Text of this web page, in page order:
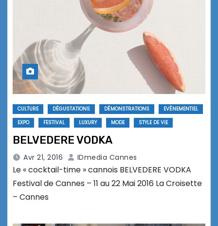
CULTURE DÉGUSTATIONS DÉMONSTRATIONS
EVÉNEMENTIEL
EXPO
FESTIVAL LUXURY MODE STYLE DE VIE
BELVEDERE VODKA
Avr 21, 2016 IDmedia Cannes
Le « cocktail-time » cannois BELVEDERE VODKA
Festival de Cannes – 11 au 22 Mai 2016 La Croisette
– Cannes